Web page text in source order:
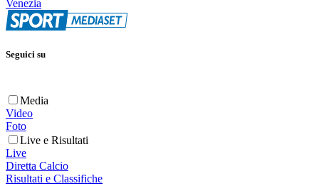
Venezia
Seguici su
Media
Video
Foto
Live e Risultati
Live
Diretta Calcio
Risultati e Classifiche